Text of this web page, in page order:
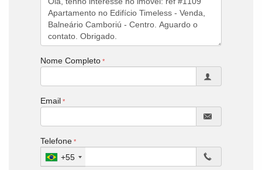
Nome Completo
Email
Telefone
+55